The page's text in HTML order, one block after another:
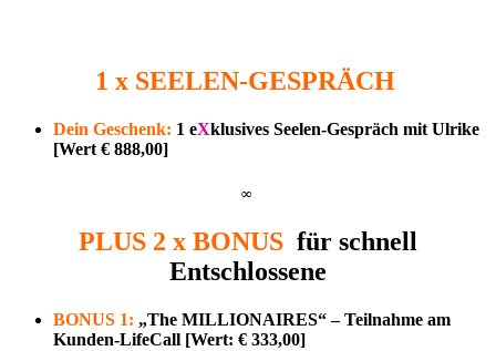
1 x SEELEN-GESPRÄCH
Dein Geschenk: 1 eXklusives Seelen-Gespräch mit Ulrike
[Wert € 888,00]
∞
PLUS 2 x BONUS für schnell
Entschlossene
BONUS 1: „The MILLIONAIRES“–Teilnahme am
Kunden-LifeCall [Wert: € 333,00]